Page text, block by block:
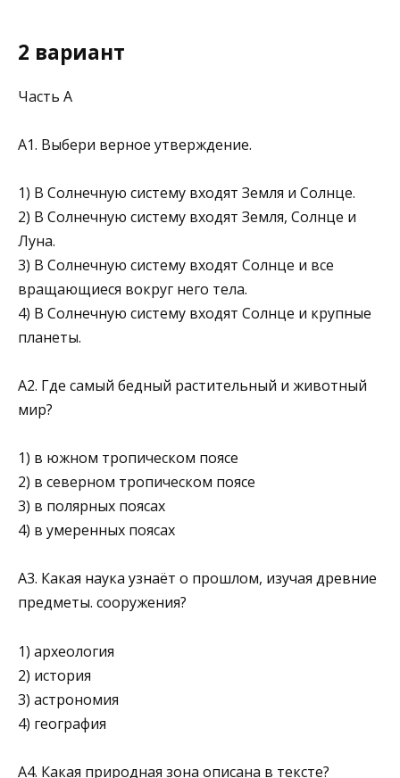
2 вариант
Часть А
А1. Выбери верное утверждение.
1) В Солнечную систему входят Земля и Солнце.
2) В Солнечную систему входят Земля, Солнце и
Луна.
3) В Солнечную систему входят Солнце и все
вращающиеся вокруг него тела.
4) В Солнечную систему входят Солнце и крупные
планеты.
А2. Где самый бедный растительный и животный
мир?
1) в южном тропическом поясе
2) в северном тропическом поясе
3) в полярных поясах
4) в умеренных поясах
А3. Какая наука узнаёт о прошлом, изучая древние
предметы. сооружения?
1) археология
2) история
3) астрономия
4) география
А4. Какая природная зона описана в тексте?